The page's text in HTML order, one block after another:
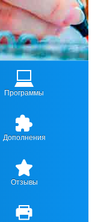
Программы
Дополнения
Отзывы